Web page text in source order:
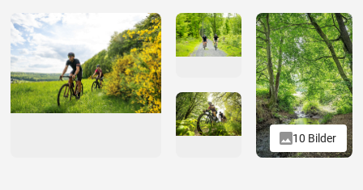
10 Bilder